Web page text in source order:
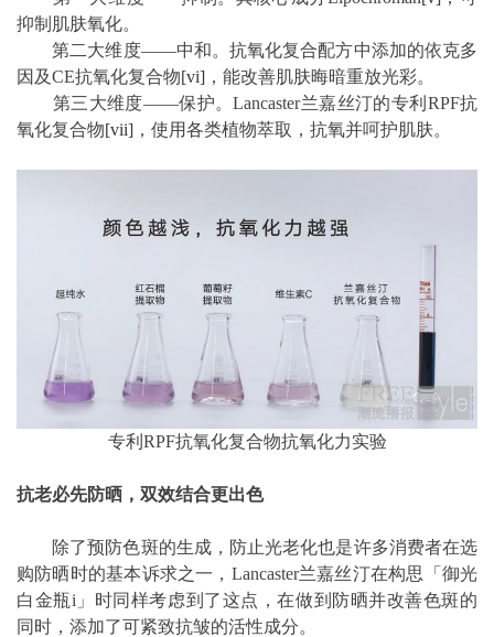
抑制肌肤氧化。
第二大维度——中和。抗氧化复合配方中添加的依克多
因及CE抗氧化复合物[vi] ，能改善肌肤晦暗重放光彩。
第三大维度——保护。Lancaster兰嘉丝汀的专利RPF抗
氧化复合物[vii] ，使用各类植物萃取，抗氧并呵护肌肤。
专利RPF抗氧化复合物抗氧化力实验
抗老必先防晒，双效结合更出色
除了预防色斑的生成，防止光老化也是许多消费者在选
购防晒时的基本诉求之一，Lancaster兰嘉丝汀在构思「御光
白金瓶i」时同样考虑到了这点，在做到防晒并改善色斑的
同时，添加了可紧致抗皱的活性成分。